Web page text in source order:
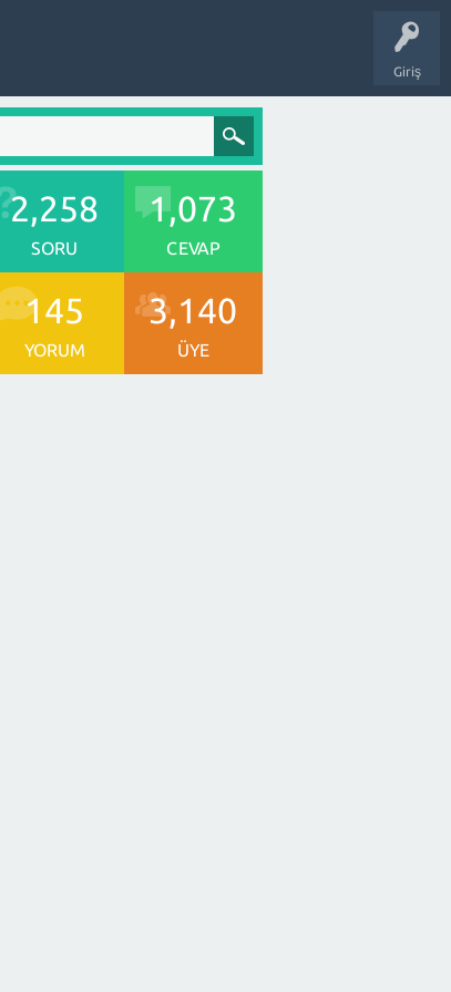
Giriş
2,258
SORU
1,073
CEVAP
145
YORUM
3,140
ÜYE